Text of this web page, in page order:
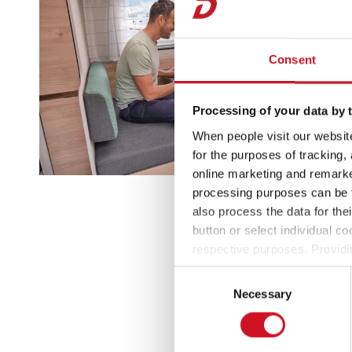
Consent
Processing of your data by
When people visit our
for the purposes of
online marketing and
processing purposes can
also process the data for
button or select individual
respective purposes.
settings at any time as well
the website). You can find
Necessary